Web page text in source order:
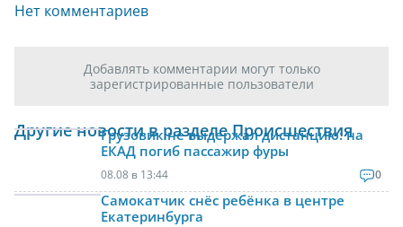
Нет комментариев
Добавлять комментарии могут только
зарегистрированные пользователи
Другие новости в разделе Происшествия
Грузовик не выдержал дистанцию: на
ЕКАД погиб пассажир фуры
08.08 в 13:44 0
Самокатчик снёс ребёнка в центре
Екатеринбурга